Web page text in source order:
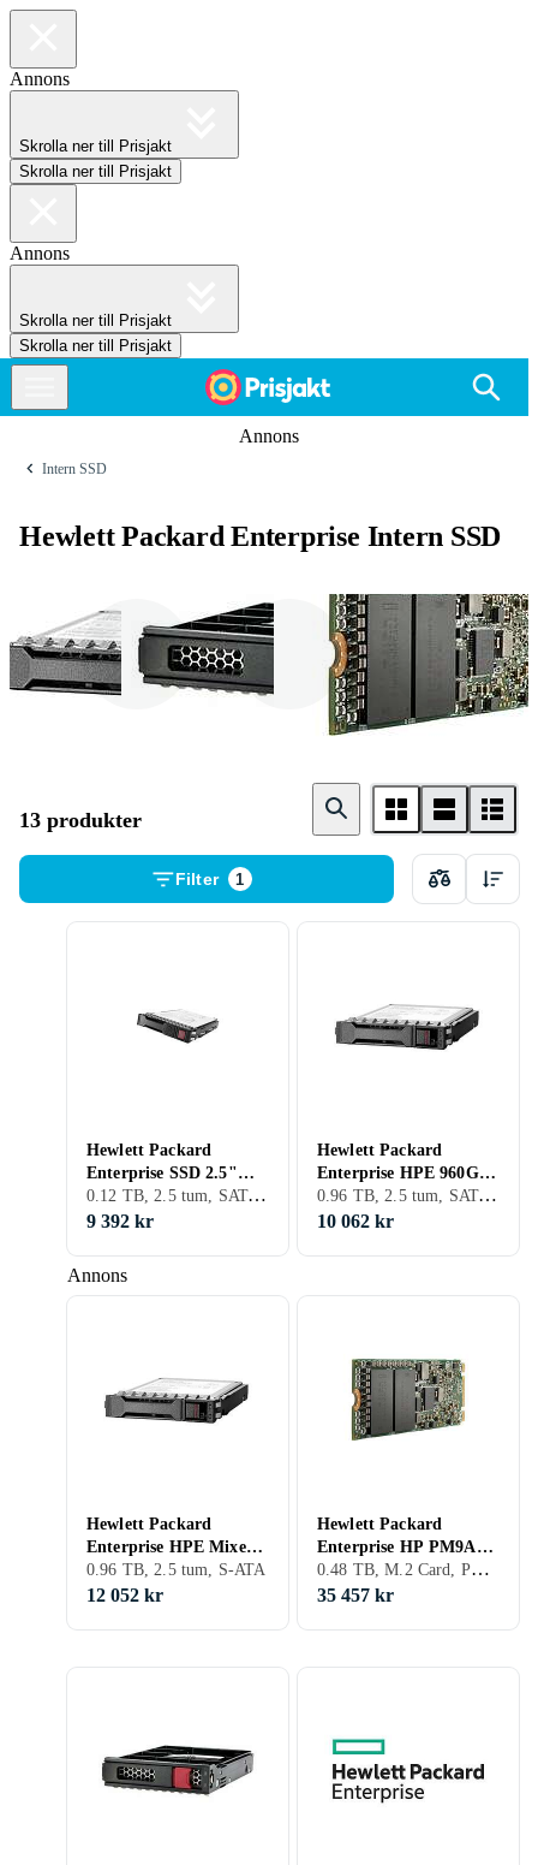
Annons
Skrolla ner till Prisjakt
Skrolla ner till Prisjakt
Annons
Skrolla ner till Prisjakt
Skrolla ner till Prisjakt
Annons
Intern SSD
Hewlett Packard Enterprise Intern SSD
M . 2 Card
13 produkter
Filter 1
Annons
Hewlett Packard
Enterprise SSD 2.5"
SATA 120GB
0.12 TB, 2.5 tum, SATA III (6Gb/s), S-ATA
9 392 kr
Hewlett Packard
Enterprise HPE 960GB
2.5 SATA SSD
0.96 TB, 2.5 tum, SATA III (6Gb/s), S-ATA
10 062 kr
Hewlett Packard
Enterprise HPE Mixed
Use 5400M 2,5" SATA
6Gb/s SSD 960GB
0.96 TB, 2.5 tum, S-ATA
12 052 kr
Hewlett Packard
Enterprise HP PM9A3
M.2 2280 PCIe 4.0
NVMe 480GB
0.48 TB, M.2 Card, PCIe Gen4 x4 NVMe
35 457 kr